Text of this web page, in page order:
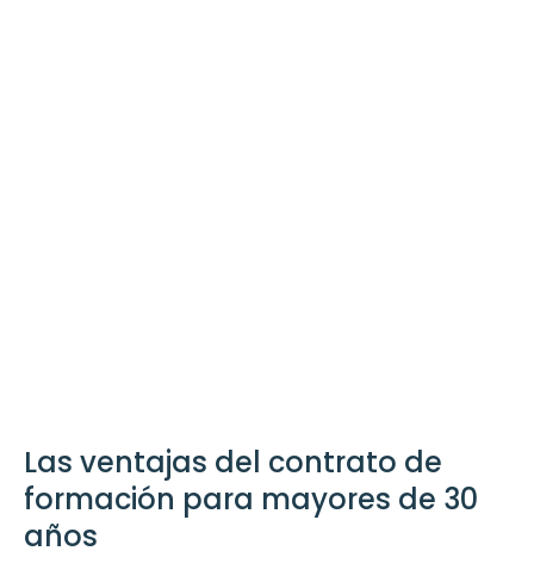
Las ventajas del contrato de
formación para mayores de 30
años